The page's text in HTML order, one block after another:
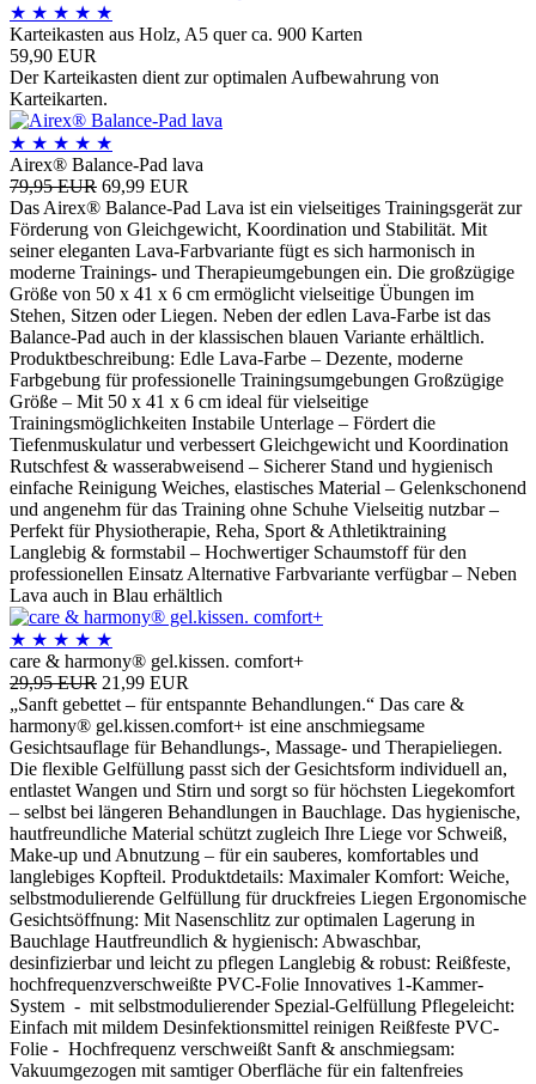
★ ★ ★ ★ ★
Karteikasten aus Holz, A5 quer ca. 900 Karten
59,90 EUR
Der Karteikasten dient zur optimalen Aufbewahrung von
Karteikarten.
★ ★ ★ ★ ★
Airex® Balance-Pad lava
79,95 EUR 69,99 EUR
Das Airex® Balance-Pad Lava ist ein vielseitiges Trainingsgerät zur
Förderung von Gleichgewicht, Koordination und Stabilität. Mit
seiner eleganten Lava-Farbvariante fügt es sich harmonisch in
moderne Trainings- und Therapieumgebungen ein. Die großzügige
Größe von 50 x 41 x 6 cm ermöglicht vielseitige Übungen im
Stehen, Sitzen oder Liegen. Neben der edlen Lava-Farbe ist das
Balance-Pad auch in der klassischen blauen Variante erhältlich.
Produktbeschreibung: Edle Lava-Farbe – Dezente, moderne
Farbgebung für professionelle Trainingsumgebungen Großzügige
Größe – Mit 50 x 41 x 6 cm ideal für vielseitige
Trainingsmöglichkeiten Instabile Unterlage – Fördert die
Tiefenmuskulatur und verbessert Gleichgewicht und Koordination
Rutschfest & wasserabweisend – Sicherer Stand und hygienisch
einfache Reinigung Weiches, elastisches Material – Gelenkschonend
und angenehm für das Training ohne Schuhe Vielseitig nutzbar –
Perfekt für Physiotherapie, Reha, Sport & Athletiktraining
Langlebig & formstabil – Hochwertiger Schaumstoff für den
professionellen Einsatz Alternative Farbvariante verfügbar – Neben
Lava auch in Blau erhältlich
★ ★ ★ ★ ★
care & harmony® gel.kissen. comfort+
29,95 EUR 21,99 EUR
„Sanft gebettet – für entspannte Behandlungen.“ Das care &
harmony® gel.kissen.comfort+ ist eine anschmiegsame
Gesichtsauflage für Behandlungs-, Massage- und Therapieliegen.
Die flexible Gelfüllung passt sich der Gesichtsform individuell an,
entlastet Wangen und Stirn und sorgt so für höchsten Liegekomfort
– selbst bei längeren Behandlungen in Bauchlage. Das hygienische,
hautfreundliche Material schützt zugleich Ihre Liege vor Schweiß,
Make-up und Abnutzung – für ein sauberes, komfortables und
langlebiges Kopfteil. Produktdetails: Maximaler Komfort: Weiche,
selbstmodulierende Gelfüllung für druckfreies Liegen Ergonomische
Gesichtsöffnung: Mit Nasenschlitz zur optimalen Lagerung in
Bauchlage Hautfreundlich & hygienisch: Abwaschbar,
desinfizierbar und leicht zu pflegen Langlebig & robust: Reißfeste,
hochfrequenzverschweißte PVC-Folie Innovatives 1-Kammer-
System - mit selbstmodulierender Spezial-Gelfüllung Pflegeleicht:
Einfach mit mildem Desinfektionsmittel reinigen Reißfeste PVC-
Folie - Hochfrequenz verschweißt Sanft & anschmiegsam:
Vakuumgezogen mit samtiger Oberfläche für ein faltenfreies